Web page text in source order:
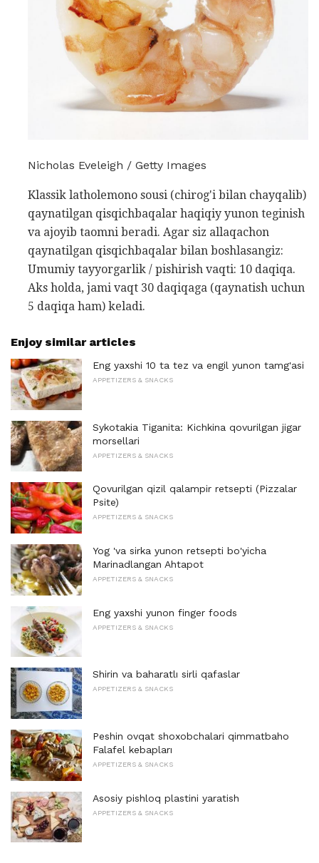
Nicholas Eveleigh / Getty Images
Klassik latholemono sousi (chirog'i bilan chayqalib)
qaynatilgan qisqichbaqalar haqiqiy yunon teginish
va ajoyib taomni beradi. Agar siz allaqachon
qaynatilgan qisqichbaqalar bilan boshlasangiz:
Umumiy tayyorgarlik / pishirish vaqti: 10 daqiqa.
Aks holda, jami vaqt 30 daqiqaga (qaynatish uchun
5 daqiqa ham) keladi.
Enjoy similar articles
Eng yaxshi 10 ta tez va engil yunon tamg'asi
APPETIZERS & SNACKS
Sykotakia Tiganita: Kichkina qovurilgan jigar
morsellari
APPETIZERS & SNACKS
Qovurilgan qizil qalampir retsepti (Pizzalar
Psite)
APPETIZERS & SNACKS
Yog 'va sirka yunon retsepti bo'yicha
Marinadlangan Ahtapot
APPETIZERS & SNACKS
Eng yaxshi yunon finger foods
APPETIZERS & SNACKS
Shirin va baharatlı sirli qafaslar
APPETIZERS & SNACKS
Peshin ovqat shoxobchalari qimmatbaho
Falafel kebapları
APPETIZERS & SNACKS
Asosiy pishloq plastini yaratish
APPETIZERS & SNACKS